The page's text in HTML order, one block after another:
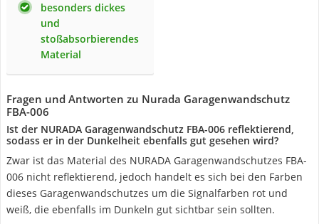
besonders dickes
und
stoßabsorbierendes
Material
Fragen und Antworten zu Nurada Garagenwandschutz
FBA-006
Ist der ‎‎NURADA Garagenwandschutz FBA-006 reflektierend,
sodass er in der Dunkelheit ebenfalls gut gesehen wird?
Zwar ist das Material des ‎‎NURADA Garagenwandschutzes FBA-
006 nicht reflektierend, jedoch handelt es sich bei den Farben
dieses Garagenwandschutzes um die Signalfarben rot und
weiß, die ebenfalls im Dunkeln gut sichtbar sein sollten.